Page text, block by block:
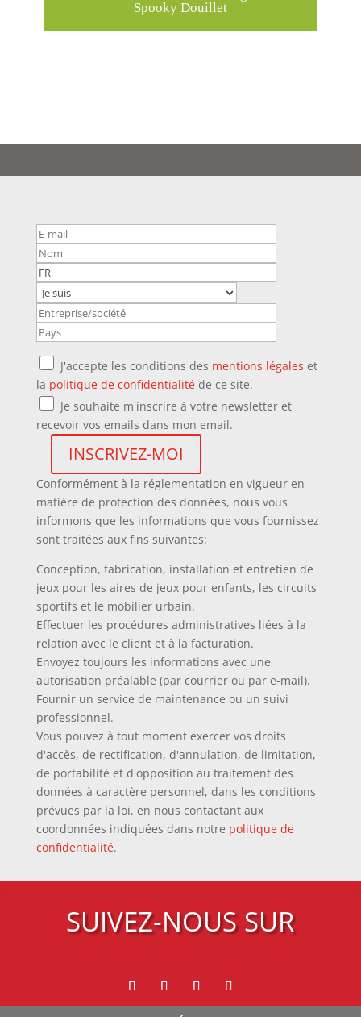
Spooky Douillet
J'accepte les conditions des mentions légales et
la politique de confidentialitéde ce site.
Je souhaite m'inscrire à votre newsletter et
recevoir vos emails dans mon email.
Conformément à la réglementation en vigueur en
matière de protection des données, nous vous
informons que les informations que vous fournissez
sont traitées aux fins suivantes:
Conception, fabrication, installation et entretien de
jeux pour les aires de jeux pour enfants, les circuits
sportifs et le mobilier urbain.
Effectuer les procédures administratives liées à la
relation avec le client et à la facturation.
Envoyez toujours les informations avec une
autorisation préalable (par courrier ou par e-mail).
Fournir un service de maintenance ou un suivi
professionnel.
Vous pouvez à tout moment exercer vos droits
d'accès, de rectification, d'annulation, de limitation,
de portabilité et d'opposition au traitement des
données à caractère personnel, dans les conditions
prévues par la loi, en nous contactant aux
coordonnées indiquées dans notre politique de
confidentialité.
SUIVEZ-NOUS SUR